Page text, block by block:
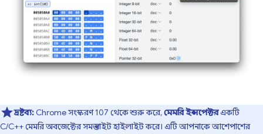
দ্রষ্টব্য: Chrome সংস্করণ 107 থেকে শুরু করে,মেমরি ইন্সপেক্টরএকটি
C/C++ মেমরি অবজেক্টের সমস্ত বাইট হাইলাইট করে। এটি আপনাকে আশেপাশের